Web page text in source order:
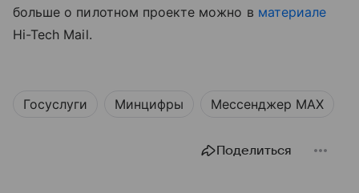
больше о пилотном проекте можно в материале
Hi-Tech Mail.
Госуслуги Минцифры Мессенджер MAX
Поделиться